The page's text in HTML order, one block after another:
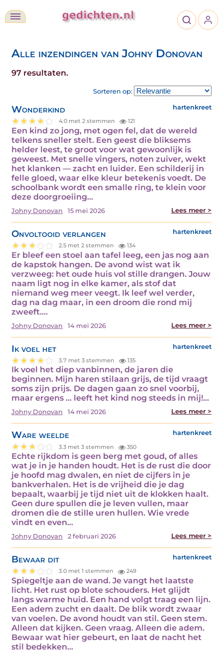
Alle inzendingen van Johny Donovan
97 resultaten.
Sorteren op:
Wonderkind hartenkreet
4.0 met 2 stemmen 121
Een kind zo jong, met ogen fel, dat de wereld
telkens sneller stelt. Een geest die bliksems
helder leest, te groot voor wat gewoonlijk is
geweest. Met snelle vingers, noten zuiver, wekt
het klanken — zacht en luider. Een schilderij in
felle gloed, waar elke kleur betekenis voedt. De
schoolbank wordt een smalle ring, te klein voor
deze doorgroeiing…
Johny Donovan 15 mei 2026 Lees meer >
Onvoltooid verlangen hartenkreet
2.5 met 2 stemmen 134
Er bleef een stoel aan tafel leeg, een jas nog aan
de kapstok hangen. De avond wist wat ik
verzweeg: het oude huis vol stille drangen. Jouw
naam ligt nog in elke kamer, als stof dat
niemand weg meer veegt. Ik leef wel verder,
dag na dag maar, in een droom die rond mij
zweeft.…
Johny Donovan 14 mei 2026 Lees meer >
Ik voel het hartenkreet
3.7 met 3 stemmen 135
Ik voel het diep vanbinnen, de jaren die
beginnen. Mijn haren stilaan grijs, de tijd vraagt
soms zijn prijs. De dagen gaan zo snel voorbij,
maar ergens ... leeft het kind nog steeds in mij!…
Johny Donovan 14 mei 2026 Lees meer >
Ware weelde hartenkreet
3.3 met 3 stemmen 350
Echte rijkdom is geen berg met goud, of alles
wat je in je handen houdt. Het is de rust die door
je hoofd mag dwalen, en niet de cijfers in je
bankverhalen. Het is de vrijheid die je dag
bepaalt, waarbij je tijd niet uit de klokken haalt.
Geen dure spullen die je leven vullen, maar
dromen die de stille uren hullen. Wie vrede
vindt en even…
Johny Donovan 2 februari 2026 Lees meer >
Bewaar dit hartenkreet
3.0 met 1 stemmen 249
Spiegeltje aan de wand. Je vangt het laatste
licht. Het rust op blote schouders. Het glijdt
langs warme huid. Een hand volgt traag een lijn.
Een adem zucht en daalt. De blik wordt zwaar
van voelen. De avond houdt van stil. Geen stem.
Alleen dat kijken. Geen vraag. Alleen die adem.
Bewaar wat hier gebeurt, en laat de nacht het
stil bedekken…